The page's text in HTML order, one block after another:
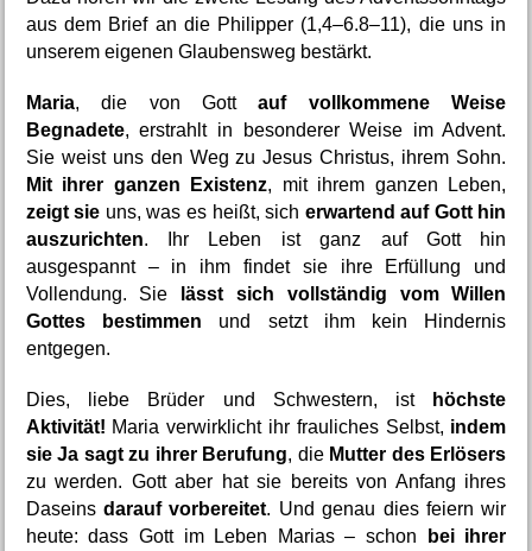
aus dem Brief an die Philipper (1,4–6.8–11), die uns in
unserem eigenen Glaubensweg bestärkt.
Maria, die von Gott auf vollkommene Weise
Begnadete, erstrahlt in besonderer Weise im Advent.
Mit ihrer ganzen Existenz
zeigt sie uns, was es heißt, sich erwartend auf Gott hin
auszurichten. Ihr Leben ist ganz auf Gott hin
ausgespannt – in ihm findet sie ihre Erfüllung und
Vollendung. Sie
lässt sich vollständig vom Willen
Gottes bestimmen und setzt ihm kein Hindernis
entgegen.
Dies, liebe Brüder und Schwestern, ist
höchste
Aktivität! Maria verwirklicht ihr frauliches Selbst, indem
sie Ja sagt zu ihrer Berufung, die Mutter des Erlösers
zu werden. Gott aber hat sie bereits von Anfang ihres
Daseins darauf vorbereitet. Und genau dies feiern wir
heute: dass Gott im Leben Marias – schon
bei ihrer